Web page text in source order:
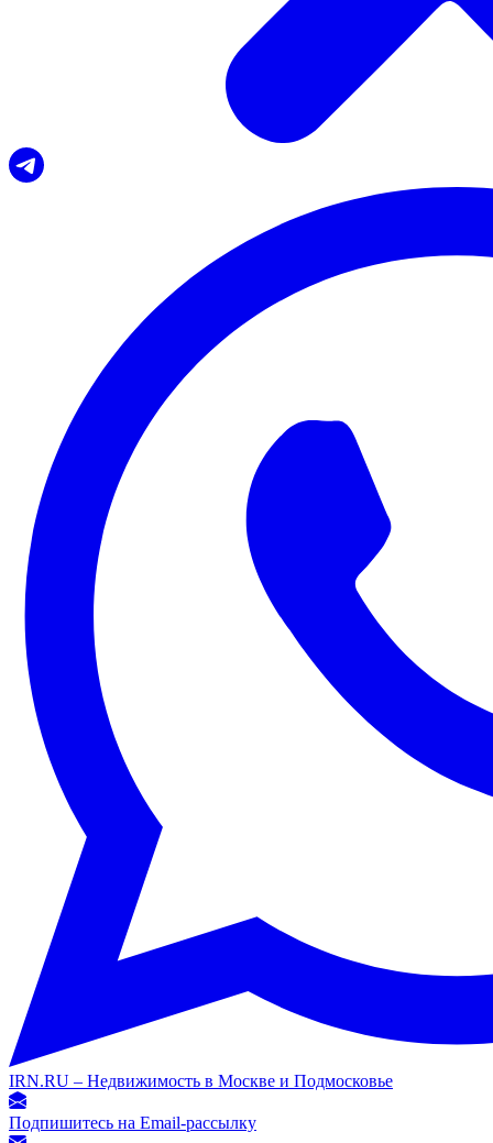
IRN.RU – Недвижимость в Москве и Подмосковье
Подпишитесь на Email-рассылку